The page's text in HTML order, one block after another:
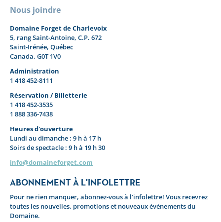
Nous joindre
Domaine Forget de Charlevoix
5, rang Saint-Antoine, C.P. 672
Saint-Irénée, Québec
Canada, G0T 1V0
Administration
1 418 452-8111
Réservation / Billetterie
1 418 452-3535
1 888 336-7438
Heures d'ouverture
Lundi au dimanche : 9 h à 17 h
Soirs de spectacle : 9 h à 19 h 30
info@domaineforget.com
ABONNEMENT À L'INFOLETTRE
Pour ne rien manquer, abonnez-vous à l’infolettre! Vous recevrez
toutes les nouvelles, promotions et nouveaux événements du
Domaine.